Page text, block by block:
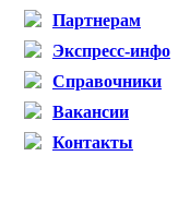
Партнерам
Экспресс-инфо
Справочники
Вакансии
Контакты